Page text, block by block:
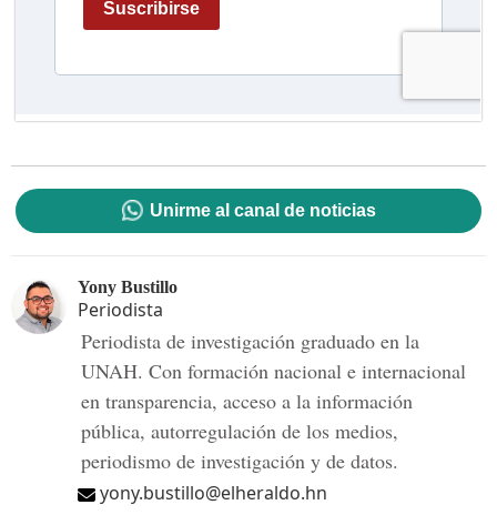
Unirme al canal de noticias
Yony Bustillo
Periodista
Periodista de investigación graduado en la
UNAH. Con formación nacional e internacional
en transparencia, acceso a la información
pública, autorregulación de los medios,
periodismo de investigación y de datos.
yony.bustillo@elheraldo.hn